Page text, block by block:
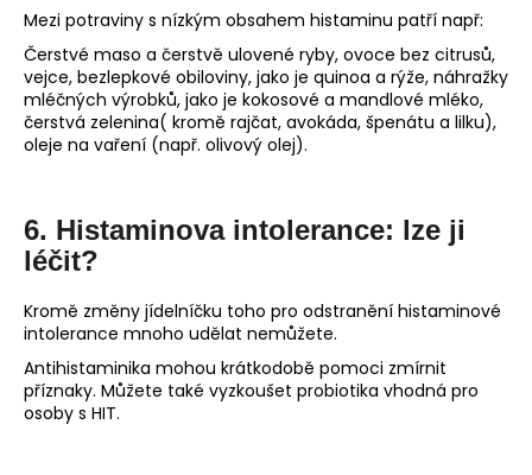
Mezi potraviny s nízkým obsahem histaminu patří např:
Čerstvé maso a čerstvě ulovené ryby, ovoce bez citrusů,
vejce, bezlepkové obiloviny, jako je quinoa a rýže, náhražky
mléčných výrobků, jako je kokosové a mandlové mléko,
čerstvá zelenina( kromě rajčat, avokáda, špenátu a lilku),
oleje na vaření (např. olivový olej).
6. Histaminova intolerance: lze ji
léčit?
Kromě změny jídelníčku toho pro odstranění histaminové
intolerance mnoho udělat nemůžete.
Antihistaminika mohou krátkodobě pomoci zmírnit
příznaky. Můžete také vyzkoušet probiotika vhodná pro
osoby s HIT.